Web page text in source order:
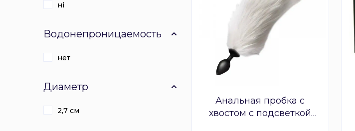
ні
Водонепроницаемость
нет
Диаметр
2,7 см
Анальная пробка с
хвостом с подсветкой